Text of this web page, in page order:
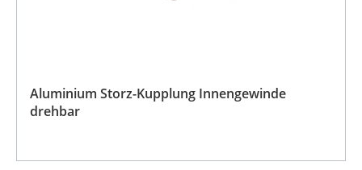
Aluminium Storz-Kupplung Innengewinde
drehbar